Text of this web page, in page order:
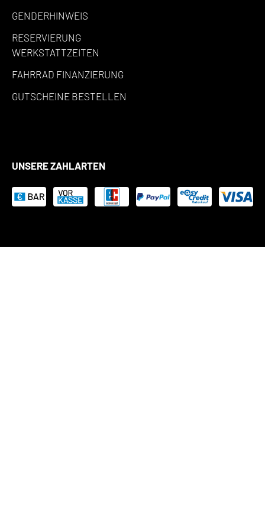
GENDERHINWEIS
RESERVIERUNG
WERKSTATTZEITEN
FAHRRAD FINANZIERUNG
GUTSCHEINE BESTELLEN
UNSERE ZAHLARTEN